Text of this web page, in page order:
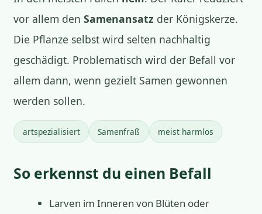
vor allem denSamenansatz der Königskerze.
Die Pflanze selbst wird selten nachhaltig
geschädigt. Problematisch wird der Befall vor
allem dann, wenn gezielt Samen gewonnen
werden sollen.
artspezialisiert Samenfraß meist harmlos
So erkennst du einen Befall
Larven im Inneren von Blüten oder